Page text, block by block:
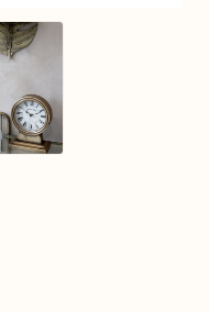
View larger image